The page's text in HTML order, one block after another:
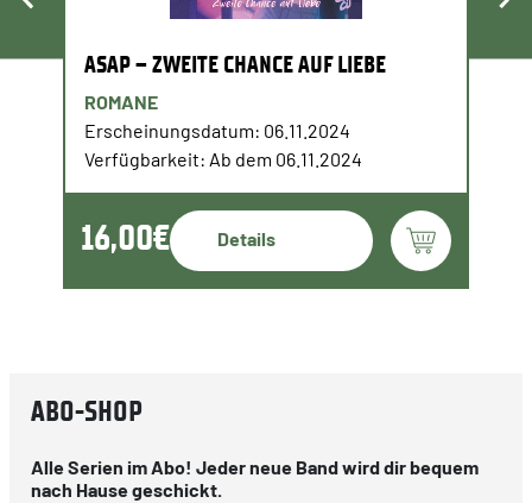
ASAP – ZWEITE CHANCE AUF LIEBE
ROMANE
Erscheinungsdatum: 06.11.2024
Verfügbarkeit: Ab dem 06.11.2024
16,00€ Details
ABO-SHOP
Alle Serien im Abo! Jeder neue Band wird dir bequem
nach Hause geschickt.